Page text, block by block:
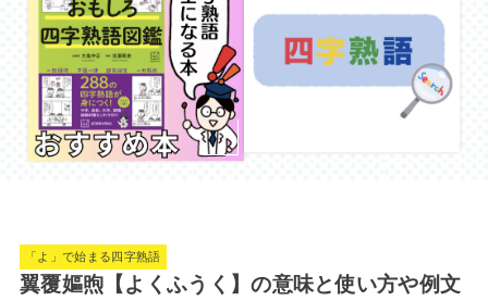
「よ」で始まる四字熟語
翼覆嫗煦【よくふうく】の意味と使い方や例文